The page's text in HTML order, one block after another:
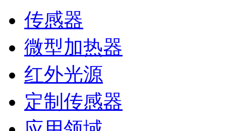
传感器
微型加热器
红外光源
定制传感器